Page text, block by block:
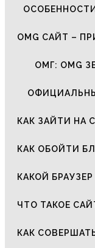
OMG САЙТ –
ОМГ: OMG
КАК ЗАЙТИ НА
КАК ОБОЙТИ
КАКОЙ
ЧТО ТАКОЕ
КАК